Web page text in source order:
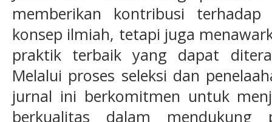
memberikan kontribusi
konsep ilmiah, tetapi juga
praktik terbaik yang dapat
Melalui proses seleksi dan
jurnal ini berkomitmen untuk
berkualitas dalam mendukung